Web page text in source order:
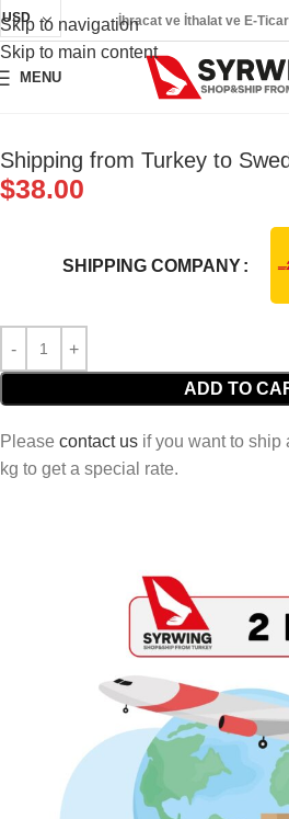
Skip to navigation
Skip to main content
USD İhracat ve İthalat ve E-
MENU
Shipping from Turkey to
$38.00
SHIPPING COMPANY
ADD TO
Please contact us if you want to ship
kg to get a special rate.